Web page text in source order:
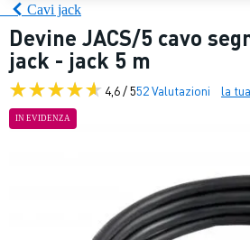
Cavi jack
Devine JACS/5 cavo
jack - jack 5 m
4,6 / 552 Valutazioni la
IN EVIDENZA